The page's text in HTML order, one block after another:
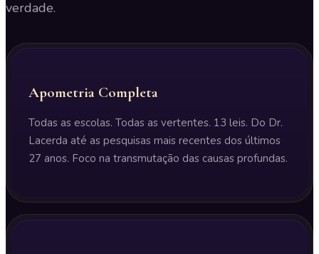
verdade.
Apometria Completa
Todas as escolas. Todas as vertentes. 13 leis. Do Dr.
Lacerda até as pesquisas mais recentes dos últimos
27 anos. Foco na transmutação das causas profundas.